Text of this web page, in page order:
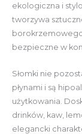
ekologiczna i
tworzywa
bezpieczne w
Słomki nie
płynami i są
użytkowania.
drinków, kaw,
elegancki